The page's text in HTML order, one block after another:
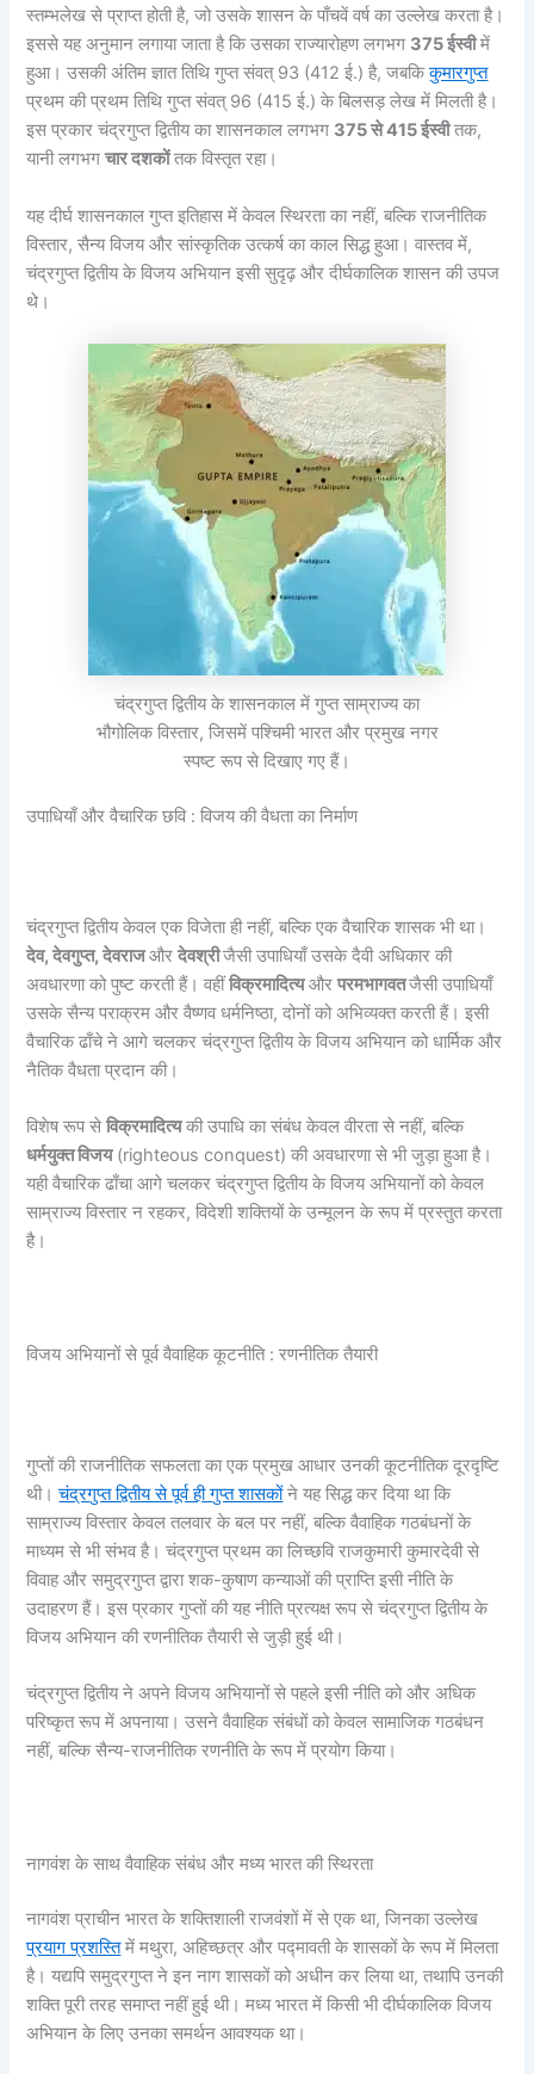
स्तम्भलेख से प्राप्त होती है, जो उसके शासन के पाँचवें वर्ष का उल्लेख करता है।
इससे यह अनुमान लगाया जाता है कि उसका राज्यारोहण लगभग 375ईस्वीमें
हुआ। उसकी अंतिम ज्ञात तिथि गुप्त संवत् 93 (412 ई.) है, जबकिकुमारगुप्त
प्रथम की प्रथम तिथि गुप्त संवत् 96 (415 ई.) के बिलसड़ लेख में मिलती है।
इस प्रकार चंद्रगुप्त द्वितीय का शासनकाल लगभग 375से 415ईस्वीतक,
यानी लगभगचार दशकोंतक विस्तृत रहा।
यह दीर्घ शासनकाल गुप्त इतिहास में केवल स्थिरता का नहीं, बल्कि राजनीतिक
विस्तार, सैन्य विजय और सांस्कृतिक उत्कर्ष का काल सिद्ध हुआ। वास्तव में,
चंद्रगुप्त द्वितीय के विजय अभियान इसी सुदृढ़ और दीर्घकालिक शासन की उपज
थे।
चंद्रगुप्त द्वितीय के शासनकाल में गुप्त साम्राज्य का
भौगोलिक विस्तार, जिसमें पश्चिमी भारत और प्रमुख नगर
स्पष्ट रूप से दिखाए गए हैं।
उपाधियाँ और वैचारिक छवि : विजय की वैधता का निर्माण
चंद्रगुप्त द्वितीय केवल एक विजेता ही नहीं, बल्कि एक वैचारिक शासक भी था।
देव,देवगुप्त,देवराजऔरदेवश्रीजैसी उपाधियाँ उसके दैवी अधिकार की
अवधारणा को पुष्ट करती हैं। वहींविक्रमादित्यऔरपरमभागवतजैसी उपाधियाँ
उसके सैन्य पराक्रम और वैष्णव धर्मनिष्ठा, दोनों को अभिव्यक्त करती हैं। इसी
वैचारिक ढाँचे ने आगे चलकर चंद्रगुप्त द्वितीय के विजय अभियान को धार्मिक और
नैतिक वैधता प्रदान की।
विशेष रूप सेविक्रमादित्यकी उपाधि का संबंध केवल वीरता से नहीं, बल्कि
धर्मयुक्त विजय(righteous conquest) की अवधारणा से भी जुड़ा हुआ है।
यही वैचारिक ढाँचा आगे चलकर चंद्रगुप्त द्वितीय के विजय अभियानों को केवल
साम्राज्य विस्तार न रहकर, विदेशी शक्तियों के उन्मूलन के रूप में प्रस्तुत करता
है।
विजय अभियानों से पूर्व वैवाहिक कूटनीति : रणनीतिक तैयारी
गुप्तों की राजनीतिक सफलता का एक प्रमुख आधार उनकी कूटनीतिक दूरदृष्टि
थी।चंद्रगुप्त द्वितीय से पूर्व ही गुप्त शासकोंने यह सिद्ध कर दिया था कि
साम्राज्य विस्तार केवल तलवार के बल पर नहीं, बल्कि वैवाहिक गठबंधनों के
माध्यम से भी संभव है। चंद्रगुप्त प्रथम का लिच्छवि राजकुमारी कुमारदेवी से
विवाह और समुद्रगुप्त द्वारा शक-कुषाण कन्याओं की प्राप्ति इसी नीति के
उदाहरण हैं। इस प्रकार गुप्तों की यह नीति प्रत्यक्ष रूप से चंद्रगुप्त द्वितीय के
विजय अभियान की रणनीतिक तैयारी से जुड़ी हुई थी।
चंद्रगुप्त द्वितीय ने अपने विजय अभियानों से पहले इसी नीति को और अधिक
परिष्कृत रूप में अपनाया। उसने वैवाहिक संबंधों को केवल सामाजिक गठबंधन
नहीं, बल्कि सैन्य-राजनीतिक रणनीति के रूप में प्रयोग किया।
नागवंश के साथ वैवाहिक संबंध और मध्य भारत की स्थिरता
नागवंश प्राचीन भारत के शक्तिशाली राजवंशों में से एक था, जिनका उल्लेख
प्रयाग प्रशस्तिमें मथुरा, अहिच्छत्र और पद्मावती के शासकों के रूप में मिलता
है। यद्यपि समुद्रगुप्त ने इन नाग शासकों को अधीन कर लिया था, तथापि उनकी
शक्ति पूरी तरह समाप्त नहीं हुई थी। मध्य भारत में किसी भी दीर्घकालिक विजय
अभियान के लिए उनका समर्थन आवश्यक था।